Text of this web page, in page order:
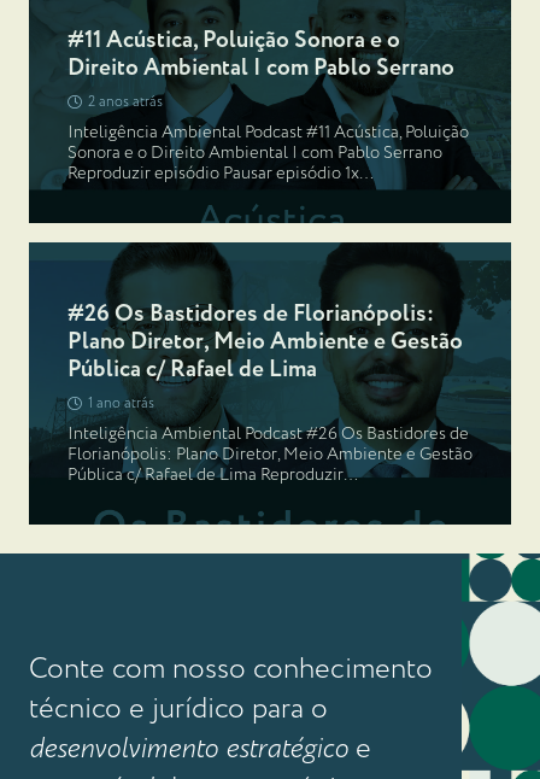
#11 Acústica, Poluição Sonora e o
Direito Ambiental | com Pablo Serrano
2 anos atrás
Inteligência Ambiental Podcast #11 Acústica, Poluição
Sonora e o Direito Ambiental | com Pablo Serrano
Reproduzir episódio Pausar episódio 1x…
#26 Os Bastidores de Florianópolis:
Plano Diretor, Meio Ambiente e Gestão
Pública c/ Rafael de Lima
1 ano atrás
Inteligência Ambiental Podcast #26 Os Bastidores de
Florianópolis: Plano Diretor, Meio Ambiente e Gestão
Pública c/ Rafael de Lima Reproduzir…
Conte com nosso conhecimento
técnico e jurídico para o
desenvolvimento estratégico e